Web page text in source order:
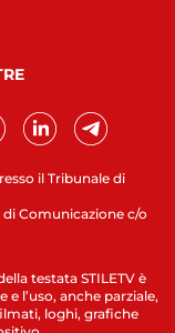
il Tribunale di
Comunicazione c/o
testata STILETV è
l’uso, anche parziale,
loghi, grafiche